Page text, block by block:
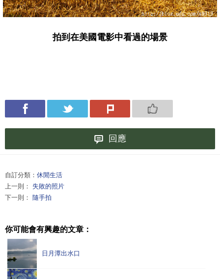
拍到在美國電影中看過的場景
回應
自訂分類： 休閒生活
上一則： 失敗的照片
下一則： 隨手拍
你可能會有興趣的文章：
日月潭出水口